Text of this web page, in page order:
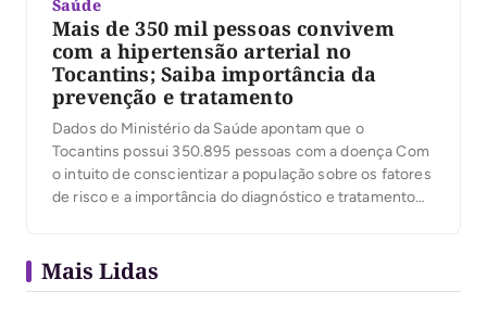
Saúde
Mais de 350 mil pessoas convivem
com a hipertensão arterial no
Tocantins; Saiba importância da
prevenção e tratamento
Dados do Ministério da Saúde apontam que o
Tocantins possui 350.895 pessoas com a doença Com
o intuito de conscientizar a população sobre os fatores
de risco e a importância do diagnóstico e tratamento
Hipertensão Arterial, celebrado no […]
Mais Lidas